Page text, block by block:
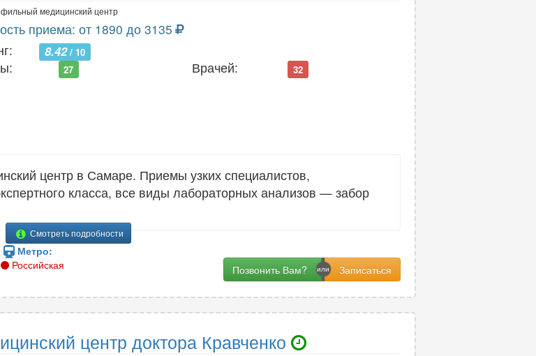
медицинский центр
приема: от 1890 до 3135
8.42/ 10
27 Врачей: 32
центр в Самаре. Приемы узких специалистов,
класса, все виды лабораторных анализов — забор
Смотреть подробности
Метро:
Российская
Позвонить Вам?
центр доктора Кравченко